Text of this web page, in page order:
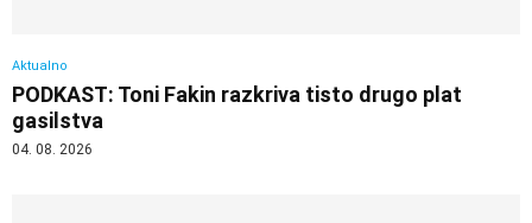
Aktualno
PODKAST: Toni Fakin razkriva tisto drugo plat
gasilstva
04. 08. 2026